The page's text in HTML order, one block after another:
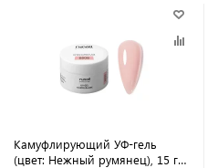
Камуфлирующий УФ-гель
(цвет: Нежный румянец), 15 г